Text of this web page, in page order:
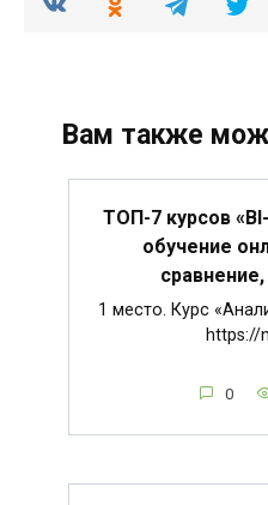
Вам также
ТОП-7 курсов
обучение
1 место. Курс
https://
0